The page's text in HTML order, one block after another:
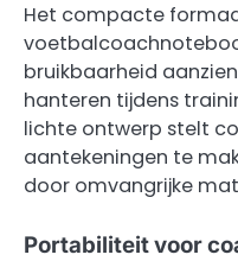
Het compacte
bruikbaarheid
hanteren tijdens
lichte ontwerp stelt
aantekeningen te
door omvangrijke
Portabiliteit voor